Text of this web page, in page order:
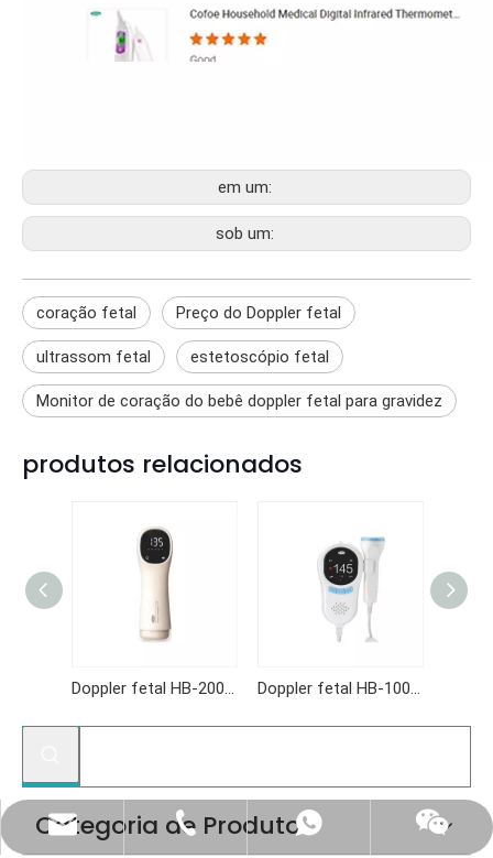
em um:
sob um:
coração fetal Preço do Doppler fetal
ultrassom fetal estetoscópio fetal
Monitor de coração do bebê doppler fetal para gravidez
produtos relacionados
Doppler fetal HB-1005SA Doppler fetal HB-1005S
Categoria de Produto
export@cofoe.com
(86) 0731-84150099
86-13705288331
86-13705288331